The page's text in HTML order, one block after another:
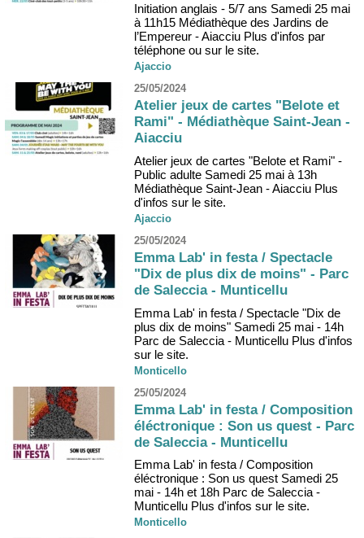
Initiation anglais - 5/7 ans Samedi 25 mai
à 11h15 Médiathèque des Jardins de
l’Empereur - Aiacciu Plus d'infos par
téléphone ou sur le site.
Ajaccio
25/05/2024
Atelier jeux de cartes "Belote et
Rami" - Médiathèque Saint-Jean -
Aiacciu
Atelier jeux de cartes "Belote et Rami" -
Public adulte Samedi 25 mai à 13h
Médiathèque Saint-Jean - Aiacciu Plus
d'infos sur le site.
Ajaccio
25/05/2024
Emma Lab' in festa / Spectacle
"Dix de plus dix de moins" - Parc
de Saleccia - Munticellu
Emma Lab' in festa / Spectacle "Dix de
plus dix de moins" Samedi 25 mai - 14h
Parc de Saleccia - Munticellu Plus d'infos
sur le site.
Monticello
25/05/2024
Emma Lab' in festa / Composition
éléctronique : Son us quest - Parc
de Saleccia - Munticellu
Emma Lab' in festa / Composition
éléctronique : Son us quest Samedi 25
mai - 14h et 18h Parc de Saleccia -
Munticellu Plus d'infos sur le site.
Monticello